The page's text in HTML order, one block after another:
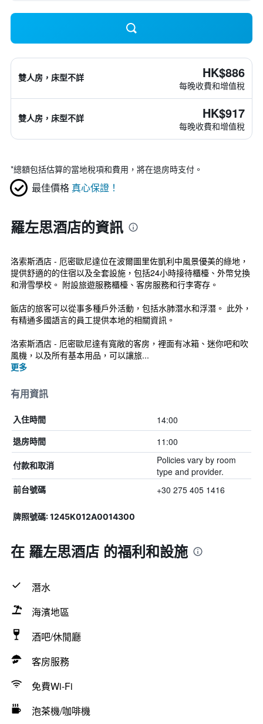
雙人房，床型不詳 HK$886
每晚收費和增值稅
雙人房，床型不詳 HK$917
每晚收費和增值稅
*總額包括估算的當地稅項和費用，將在退房時支付。
最佳價格 真心保證！
羅左思酒店的資訊
洛索斯酒店 - 厄密歐尼達位在波爾圖里佐凱利中風景優美的綠地，
提供舒適的的住宿以及全套設施，包括24小時接待櫃檯、外幣兌換
和滑雪學校。 附設旅遊服務櫃檯、客房服務和行李寄存。
飯店的旅客可以從事多種戶外活動，包括水肺潛水和浮潛。 此外，
有精通多國語言的員工提供本地的相關資訊。
洛索斯酒店 - 厄密歐尼達有寬敞的客房，裡面有冰箱、迷你吧和吹
風機，以及所有基本用品，可以讓旅...
更多
有用資訊
入住時間 14:00
退房時間 11:00
付款和取消
Policies vary by room
type and provider.
前台號碼 +30 275 405 1416
牌照號碼: 1245Κ012Α0014300
在 羅左思酒店 的福利和設施
潛水
海濱地區
酒吧/休閒廳
客房服務
免費Wi-Fi
泡茶機/咖啡機